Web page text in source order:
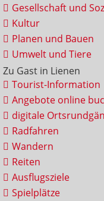
Gesellschaft und
Kultur
Planen und Bauen
Umwelt und Tiere
Zu Gast in Lienen
Tourist-Information
Angebote online
digitale
Radfahren
Wandern
Reiten
Ausflugsziele
Spielplätze